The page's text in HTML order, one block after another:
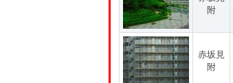
附
赤坂見
附